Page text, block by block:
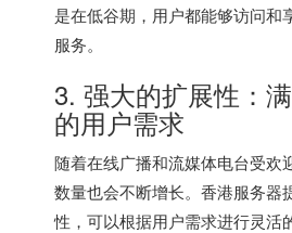
是在低谷期，用户都能够访问和
服务。
3. 强大的扩展性：
的用户需求
随着在线广播和流媒体电台受欢
数量也会不断增长。 香港服务器
性，可以根据用户需求进行灵活